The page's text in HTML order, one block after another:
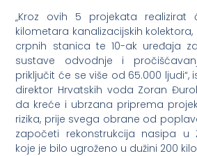
„Kroz ovih 5 projekata
kilometara kanalizacijskih
crpnih stanica te 10-ak uređaja
sustave odvodnje i
priključit će se više od 65.000 ljudi“,
direktor Hrvatskih voda Zoran
da kreće i ubrzana priprema
rizika, prije svega obrane od
započeti rekonstrukcija nasipa u
koje je bilo ugroženo u dužini 200